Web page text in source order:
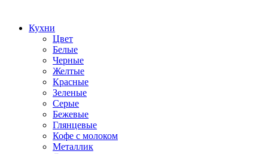
Кухни
Цвет
Белые
Черные
Желтые
Красные
Зеленые
Серые
Бежевые
Глянцевые
Кофе с молоком
Металлик